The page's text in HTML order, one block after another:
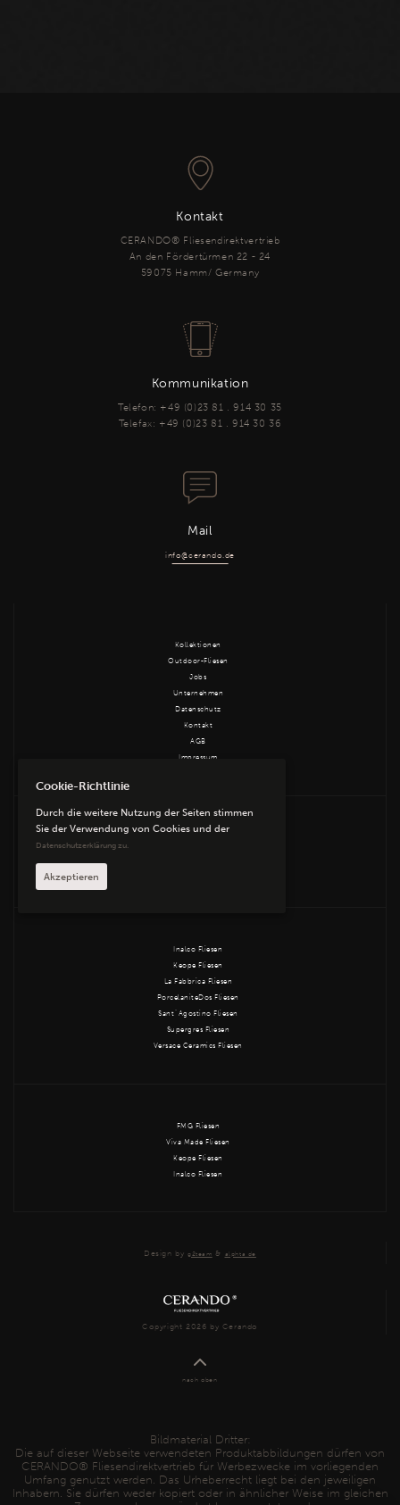
Kontakt
CERANDO® Fliesendirektvertrieb
An den Fördertürmen 22 - 24
59075 Hamm/ Germany
Kommunikation
Telefon: +49 (0)23 81 . 914 30 35
Telefax: +49 (0)23 81 . 914 30 36
Mail
info@cerando.de
Kollektionen
Outdoor-Fliesen
Jobs
Unternehmen
Datenschutz
Kontakt
AGB
Impressum
Inalco Fliesen
Keope Fliesen
La Fabbrica Fliesen
PorcelaniteDos Fliesen
Sant´Agostino Fliesen
Supergres Fliesen
Versace Ceramics Fliesen
FMG Fliesen
Viva Made Fliesen
Keope Fliesen
Inalco Fliesen
Design byg2team & alphta.de
Copyright 2026 by Cerando
nach oben
Bildmaterial Dritter:
Die auf dieser Webseite verwendeten Produktabbildungen dürfen von
CERANDO® Fliesendirektvertrieb für Werbezwecke im vorliegenden
Umfang genutzt werden. Das Urheberrecht liegt bei den jeweiligen
Inhabern. Sie dürfen weder kopiert oder in ähnlicher Weise im gleichen
Cookie-Richtlinie
Durch die weitere Nutzung der Seiten stimmen
Sie der Verwendung von Cookies und der
Datenschutzerklärung zu.
Akzeptieren